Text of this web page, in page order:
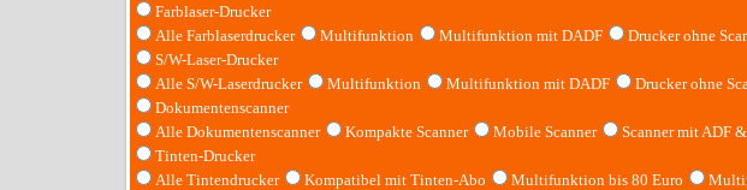
Farblaser-Drucker
Alle Farblaserdrucker
Multifunktion Multifunktion mit DADF
Drucker ohne
S/W-Laser-Drucker
Alle S/W-Laserdrucker
Multifunktion Multifunktion mit DADF
Drucker ohne
Dokumentenscanner
Alle Dokumentenscanner
Kompakte Scanner Mobile Scanner Scanner mit ADF
Tinten-Drucker
Alle Tintendrucker
Kompatibel mit Tinten-Abo Multifunktion bis 80 Euro